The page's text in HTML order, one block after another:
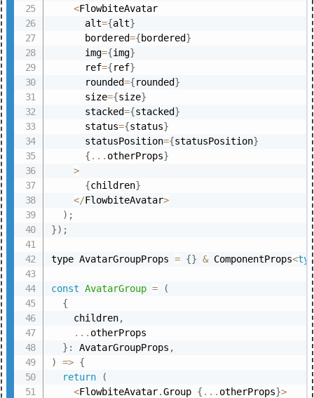
<FlowbiteAvatar
      alt
={alt}
      bordered
={bordered}
      img
={img}
      ref
={ref}
      rounded
={rounded}
      size
={size}
      stacked
={stacked}
      status
={status}
      statusPosition
={statusPosition}
{ ... otherProps}
>
{children}
</FlowbiteAvatar>
) ;
}) ;
type AvatarGroupProps = {} & ComponentProps<
const AvatarGroup =
(
{
    children
,
... otherProps
} : AvatarGroupProps ,
)
=> {
return
(
<FlowbiteAvatar.Group { ... otherProps}>